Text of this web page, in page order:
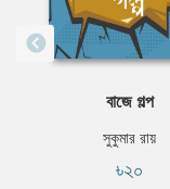
বাজে গল্প
সুকুমার রায়
৳২০